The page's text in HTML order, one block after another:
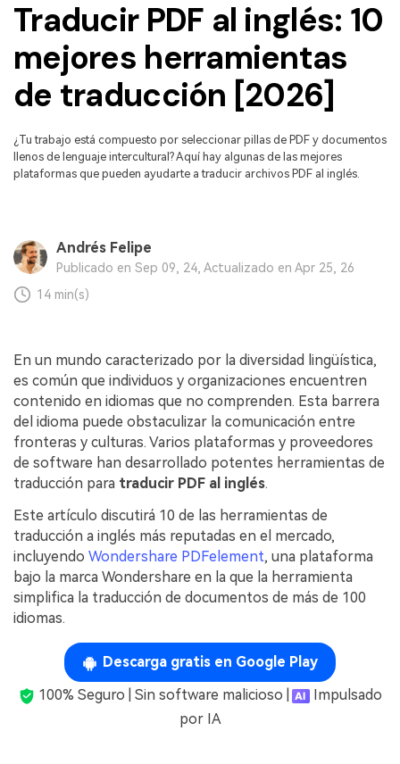
Censurar PDF Nuevo
Extraer datos de PDF
Compartir PDF
Servicio de TI
Legal
Finanzas
Gobierno
Publicación
Freelancer
Explorar todas las características
Reseñas
Comparación de software
¿Qué hay de nuevo?
Especificaciones técnicas
Guía del usuario
PDFelement para Windows
Videos tutoriales
PDFelement para iOS
PDFelement para Android
Centro de conocimiento
Explorar más
Plantillas de PDF gratuitas
Edita y personaliza plantillas gratuitas.
Descuento educativo
Adquiere PDFelement con descuento académico.
Centro de descargas
Descarga las herramientas de PDF.
Actualización
Actualizar a PDFelement V12.
Traducir PDF al inglés: 10
mejores herramientas
de traducción [2026]
¿Tu trabajo está compuesto por seleccionar pillas de PDF y documentos
llenos de lenguaje intercultural? Aquí hay algunas de las mejores
plataformas que pueden ayudarte a traducir archivos PDF al inglés.
Andrés Felipe
Publicado en Sep 09, 24, Actualizado en Apr 25, 26
14 min(s)
En un mundo caracterizado por la diversidad lingüística,
es común que individuos y organizaciones encuentren
contenido en idiomas que no comprenden. Esta barrera
del idioma puede obstaculizar la comunicación entre
fronteras y culturas. Varios plataformas y proveedores
de software han desarrollado potentes herramientas de
traducción para traducir PDF al inglés.
Este artículo discutirá 10 de las herramientas de
traducción a inglés más reputadas en el mercado,
incluyendo Wondershare PDFelement, una plataforma
bajo la marca Wondershare en la que la herramienta
simplifica la traducción de documentos de más de 100
idiomas.
Descarga gratis en Google Play
100% Seguro | Sin software malicioso |
Impulsado
por IA